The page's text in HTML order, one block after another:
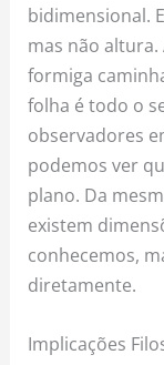
bidimensional.
mas não
formiga
folha é todo o
observadores
podemos ver
plano. Da
existem
conhecemos,
diretamente.
Implicações